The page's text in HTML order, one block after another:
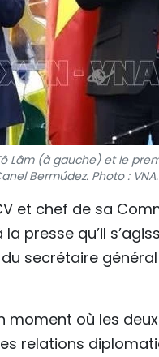
Lâm (à gauche) et le
Bermúdez. Photo : VNA.
et chef de sa
presse qu’il
secrétaire
moment où les
relations